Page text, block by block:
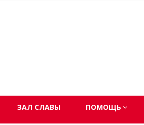
ЗАЛ СЛАВЫ ПОМОЩЬ